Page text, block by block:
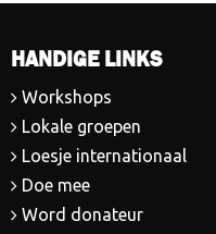
HANDIGE LINKS
Workshops
Lokale groepen
Loesje internationaal
Doe mee
Word donateur